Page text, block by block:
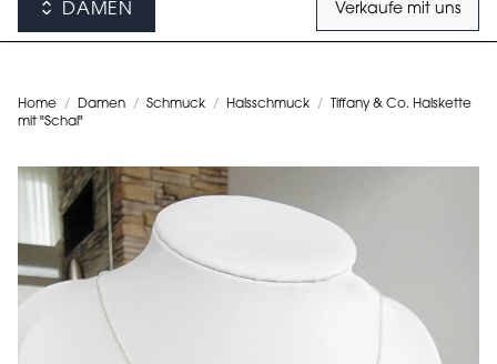
DAMEN Verkaufe mit uns
Home / Damen / Schmuck / Halsschmuck /
Tiffany & Co. Halskette
mit "Schal"